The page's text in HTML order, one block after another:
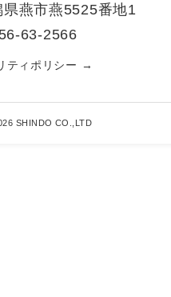
燕市燕5525番地1
63-2566
ティポリシー →
SHINDO CO.,LTD